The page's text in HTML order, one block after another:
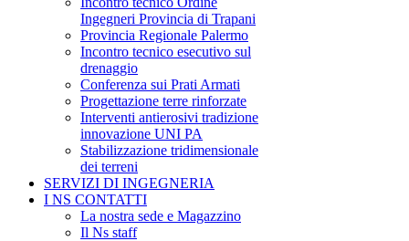
Ingegneri Provincia di Trapani
Provincia Regionale Palermo
Incontro tecnico esecutivo sul
drenaggio
Conferenza sui Prati Armati
Progettazione terre rinforzate
Interventi antierosivi tradizione
innovazione UNI PA
Stabilizzazione tridimensionale
dei terreni
SERVIZI DI INGEGNERIA
I NS CONTATTI
La nostra sede e Magazzino
Il Ns staff